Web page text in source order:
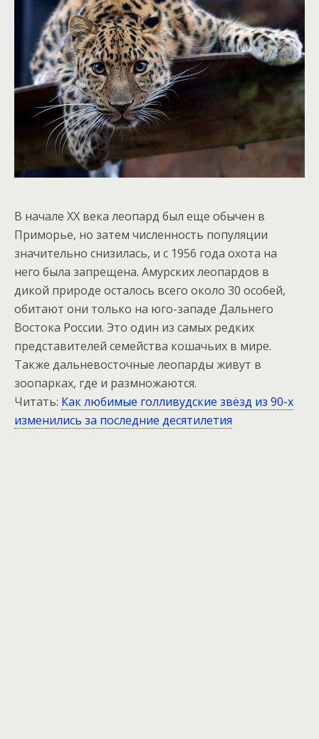
В начале ХХ века леопард был еще обычен в
Приморье, но затем численность популяции
значительно снизилась, и с 1956 года охота на
него была запрещена. Амурских леопардов в
дикой природе осталось всего около 30 особей,
обитают они только на юго-западе Дальнего
Востока России. Это один из самых редких
представителей семейства кошачьих в мире.
Также дальневосточные леопарды живут в
зоопарках, где и размножаются.
Читать: Как любимые голливудские звёзд из 90-х
изменились за последние десятилетия